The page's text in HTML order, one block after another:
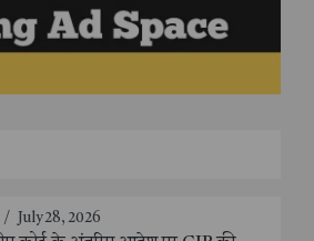
/ July 28, 2026